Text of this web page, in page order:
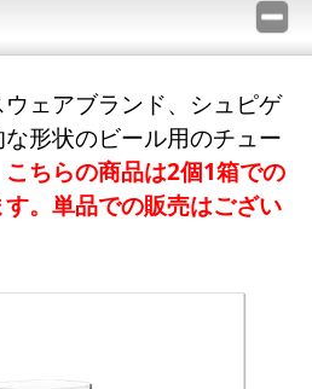
ウェアブランド、シュピゲ
形状のビール用のチュー
こちらの商品は2個1箱での
。単品での販売はござい